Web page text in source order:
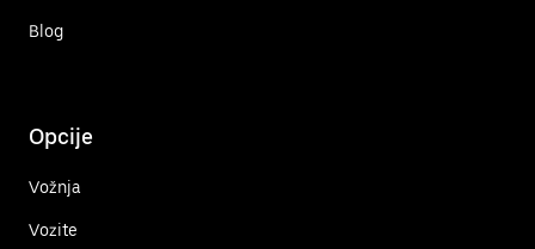
Blog
Opcije
Vožnja
Vozite